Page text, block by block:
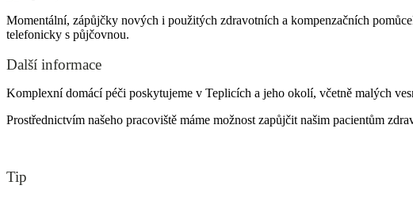
Momentální, zápůjčky nových i použitých zdravotních a kompenzačních
telefonicky s půjčovnou.
Další informace
Komplexní domácí péči poskytujeme v Teplicích a jeho okolí, včetně malých
Prostřednictvím našeho pracoviště máme možnost zapůjčit našim pacientům
Tip